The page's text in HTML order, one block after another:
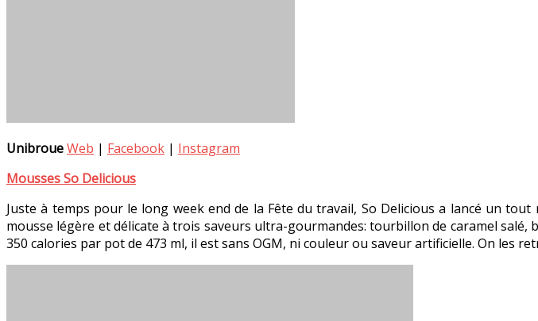
UnibroueWeb | Facebook | Instagram
Mousses So Delicious
Juste à temps pour le long week end de la Fête du travail, So Delicious a lancé un
mousse légère et délicate à trois saveurs ultra-gourmandes: tourbillon de caramel
350 calories par pot de 473 ml, il est sans OGM, ni couleur ou saveur artificielle. On les